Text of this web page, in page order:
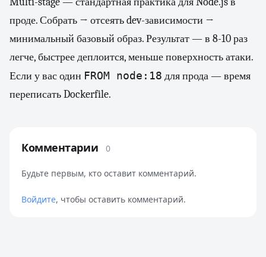
проде. Собрать → отсеять dev-зависимости →
минимальный базовый образ. Результат — в 8-10 раз
легче, быстрее деплоится, меньше поверхность атаки.
Если у вас один FROM node:18 для прода — время
переписать Dockerfile.
Комментарии 0
Будьте первым, кто оставит комментарий.
Войдите, чтобы оставить комментарий.